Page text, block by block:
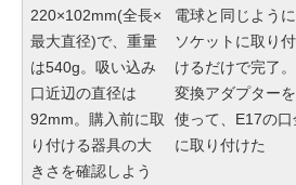
220×102mm(全長×
最大直径)で、重量
は540g。吸い込み
口近辺の直径は
92mm。購入前に取
り付ける器具の大
きさを確認しよう
電球と同じように
ソケットに取り付
けるだけで完了。
変換アダプターを
使って、E17の口
に取り付けた